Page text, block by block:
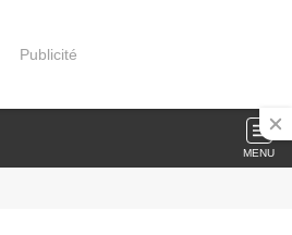
Publicité
MENU